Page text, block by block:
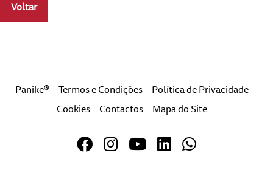
Voltar
Panike® Termos e Condições
Política de Privacidade
Cookies
Contactos Mapa do Site